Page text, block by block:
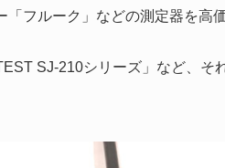
フルーク」などの測定器を高
SJ-210シリーズ」など、そ